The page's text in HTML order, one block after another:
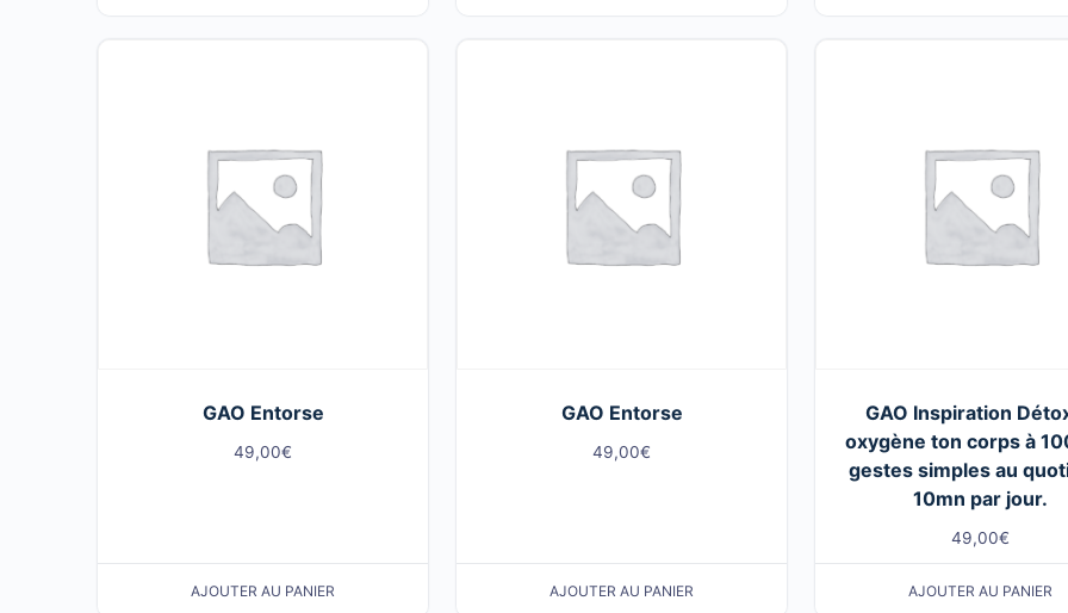
GAO Entorse
49,00€
AJOUTER AU PANIER
GAO Entorse
49,00€
AJOUTER AU PANIER
GAO Inspiration
oxygène ton corps à
gestes simples au
10mn par jour.
49,00€
AJOUTER AU PANIER